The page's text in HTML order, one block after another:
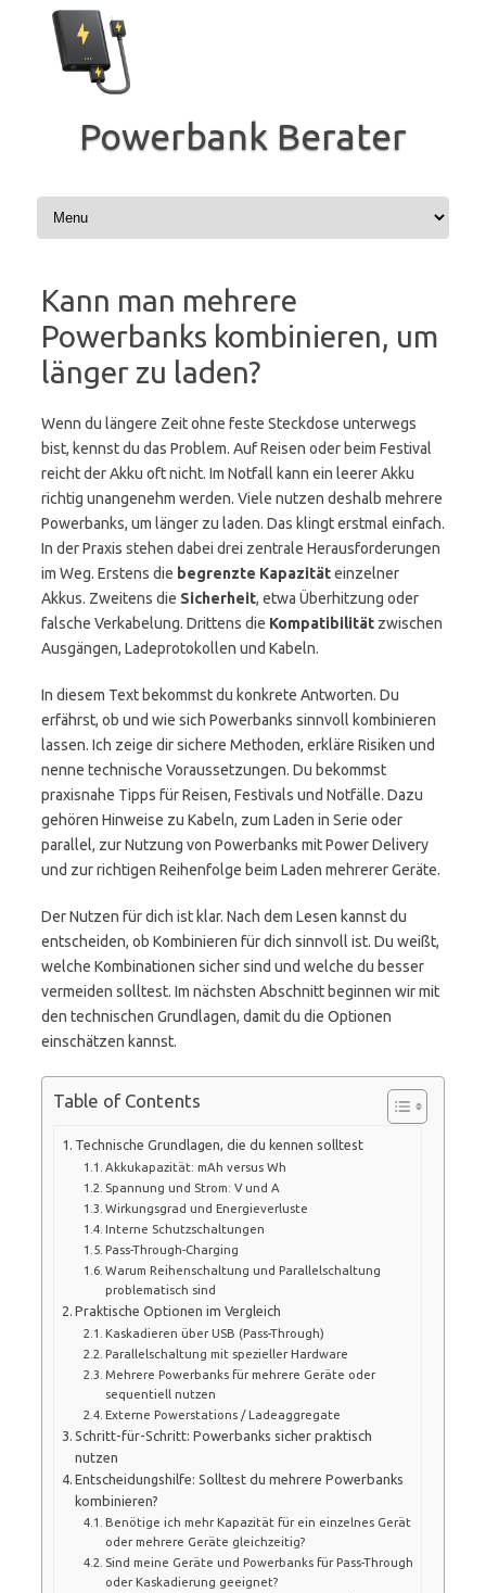
Inhalt
springen
Powerbank Berater
Kann man mehrere
Powerbanks kombinieren, um
länger zu laden?
Wenn du längere Zeit ohne feste Steckdose unterwegs
bist, kennst du das Problem. Auf Reisen oder beim Festival
reicht der Akku oft nicht. Im Notfall kann ein leerer Akku
richtig unangenehm werden. Viele nutzen deshalb mehrere
Powerbanks, um länger zu laden. Das klingt erstmal einfach.
In der Praxis stehen dabei drei zentrale Herausforderungen
im Weg. Erstens die begrenzte Kapazitäteinzelner
Akkus. Zweitens die Sicherheit, etwa Überhitzung oder
falsche Verkabelung. Drittens die Kompatibilität zwischen
Ausgängen, Ladeprotokollen und Kabeln.
In diesem Text bekommst du konkrete Antworten. Du
erfährst, ob und wie sich Powerbanks sinnvoll kombinieren
lassen. Ich zeige dir sichere Methoden, erkläre Risiken und
nenne technische Voraussetzungen. Du bekommst
praxisnahe Tipps für Reisen, Festivals und Notfälle. Dazu
gehören Hinweise zu Kabeln, zum Laden in Serie oder
parallel, zur Nutzung von Powerbanks mit Power Delivery
und zur richtigen Reihenfolge beim Laden mehrerer Geräte.
Der Nutzen für dich ist klar. Nach dem Lesen kannst du
entscheiden, ob Kombinieren für dich sinnvoll ist. Du weißt,
welche Kombinationen sicher sind und welche du besser
vermeiden solltest. Im nächsten Abschnitt beginnen wir mit
den technischen Grundlagen, damit du die Optionen
einschätzen kannst.
Table of Contents
Technische Grundlagen, die du kennen solltest
Akkukapazität: mAh versus Wh
Spannung und Strom: V und A
Wirkungsgrad und Energieverluste
Interne Schutzschaltungen
Pass-Through-Charging
Warum Reihenschaltung und Parallelschaltung
problematisch sind
Praktische Optionen im Vergleich
Kaskadieren über USB (Pass-Through)
Parallelschaltung mit spezieller Hardware
Mehrere Powerbanks für mehrere Geräte oder
sequentiell nutzen
Externe Powerstations / Ladeaggregate
Schritt-für-Schritt: Powerbanks sicher praktisch
nutzen
Entscheidungshilfe: Solltest du mehrere Powerbanks
kombinieren?
Benötige ich mehr Kapazität für ein einzelnes Gerät
oder mehrere Geräte gleichzeitig?
Sind meine Geräte und Powerbanks für Pass-Through
oder Kaskadierung geeignet?